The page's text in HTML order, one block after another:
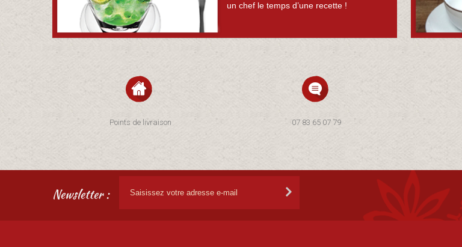
un chef le temps d’une recette !
Points de livraison 07 83 65 07 79
Newsletter :